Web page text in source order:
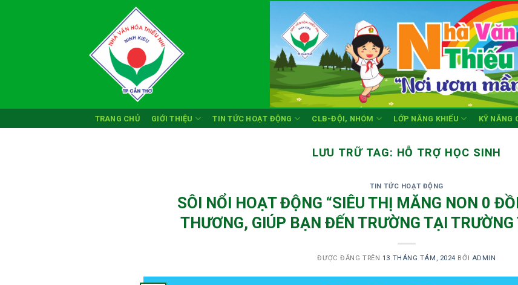
TRANG CHỦ GIỚI THIỆU TIN TỨC HOẠT ĐỘNG CLB-ĐỘI, NHÓM LỚP NĂNG KHIẾU KỸ NĂNG
LƯU TRỮ TAG: HỖ TRỢ HỌC SINH
TIN TỨC HOẠT ĐỘNG
SÔI NỔI HOẠT ĐỘNG “SIÊU THỊ MĂNG NON 0
THƯƠNG, GIÚP BẠN ĐẾN TRƯỜNG TẠI TRƯỜNG
ĐƯỢC ĐĂNG TRÊN 13 THÁNG TÁM, 2024 BỞI ADMIN